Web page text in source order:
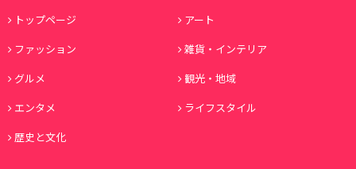
トップページ
アート
ファッション
雑貨・インテリア
グルメ
観光・地域
エンタメ
ライフスタイル
歴史と文化